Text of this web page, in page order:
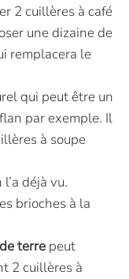
2 cuillères à café
une dizaine de
remplacera le
qui peut être un
par exemple. Il
à soupe
déjà vu.
brioches à la
terre peut
2 cuillères à